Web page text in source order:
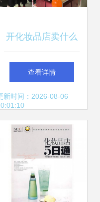
开化妆品店卖什么
好？小资生活助力
小本创业新思路
查看详情
新时间：2026-08-06